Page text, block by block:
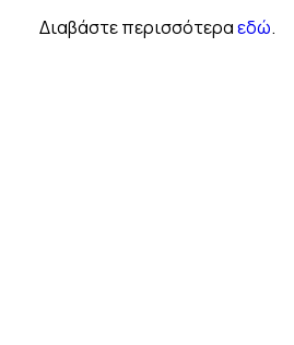
Διαβάστε περισσότεραεδώ.